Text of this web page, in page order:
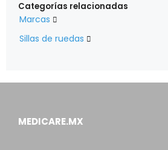
Categorías relacionadas
Marcas 
Sillas de ruedas 
MEDICARE.MX